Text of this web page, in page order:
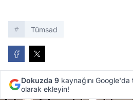
Tümsad
Dokuzda 9 kaynağını
olarak ekleyin!